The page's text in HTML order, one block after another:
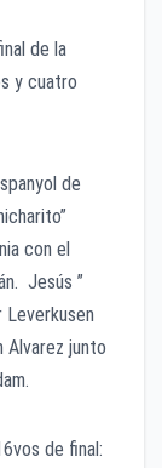
de la
y cuatro
de
con el
Jesús ”
Alvarez junto
de final: